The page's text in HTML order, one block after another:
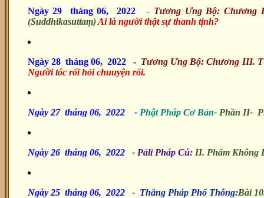
Ngày 29 tháng 06, 2022- Tương Ưng Bộ: Chương
(Suddhikasuttaṃ)Ai là người thật sự thanh tịnh?
Ngày 28 tháng 06, 2022 - Tương Ưng Bộ: Chương III.
Người tóc rối hỏi chuuyện rối.
Ngày 27 tháng 06, 2022 - Phật Pháp Cơ Bản-Phần II-
Ngày 26 tháng 06, 2022 - Pāli Pháp Cú: II. Phẩm Không
Ngày 25 tháng 06, 2022 - Thắng Pháp Phổ Thông:Bài